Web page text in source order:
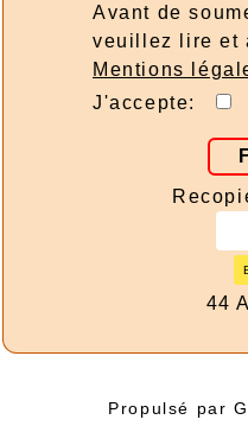
Avant de
veuillez lire et
Mentions
J'accepte:
44
Propulsé par